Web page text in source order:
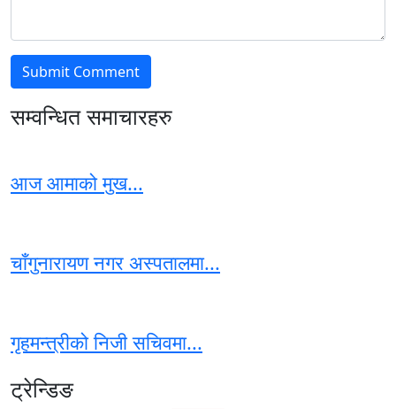
सम्वन्धित समाचारहरु
आज आमाको मुख...
चाँगुनारायण नगर अस्पतालमा...
गृहमन्त्रीको निजी सचिवमा...
ट्रेन्डिङ